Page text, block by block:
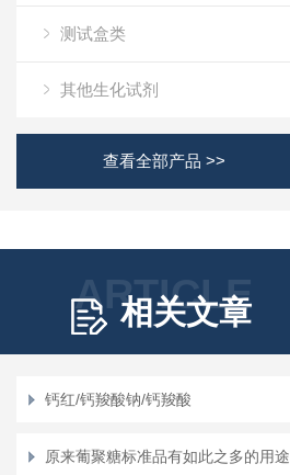
测试盒类
其他生化试剂
查看全部产品 >>
ARTICLE
相关文章
钙红/钙羧酸钠/钙羧酸
原来葡聚糖标准品有如此之多的用途